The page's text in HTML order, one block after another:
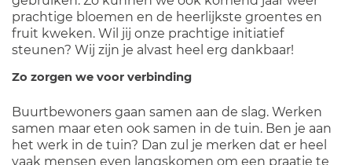
prachtige bloemen en de heerlijkste groentes en
fruit kweken. Wil jij onze prachtige initiatief
steunen? Wij zijn je alvast heel erg dankbaar!
Zo zorgen we voor verbinding
Buurtbewoners gaan samen aan de slag. Werken
samen maar eten ook samen in de tuin. Ben je aan
het werk in de tuin? Dan zul je merken dat er heel
vaak mensen even langskomen om een praatje te